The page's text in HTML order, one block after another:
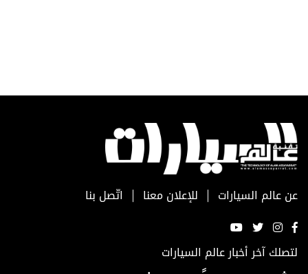
عن عالم السيارات للإعلان معنا اتّصل بنا
لتصلك آخر أخبار عالم السيارات